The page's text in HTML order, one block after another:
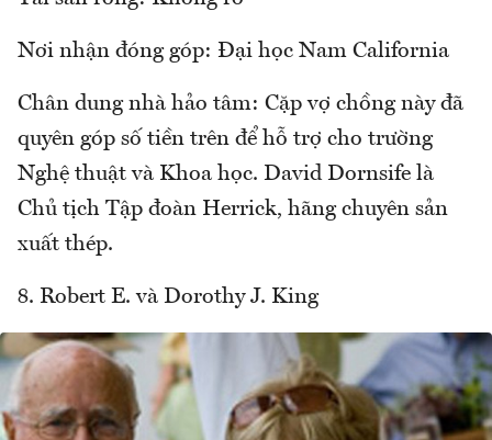
Nơi nhận đóng góp: Đại học Nam California
Chân dung nhà hảo tâm: Cặp vợ chồng này đã
quyên góp số tiền trên để hỗ trợ cho trường
Nghệ thuật và Khoa học. David Dornsife là
Chủ tịch Tập đoàn Herrick, hãng chuyên sản
xuất thép.
8. Robert E. và Dorothy J. King